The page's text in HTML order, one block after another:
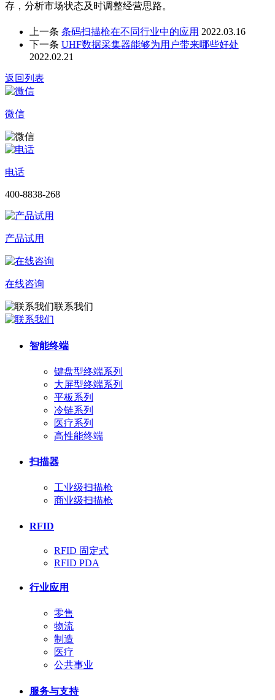
存，分析市场状态及时调整经营思路。
上一条 条码扫描枪在不同行业中的应用 2022.03.16
下一条 UHF数据采集器能够为用户带来哪些好处
2022.02.21
返回列表
微信
电话
400-8838-268
产品试用
在线咨询
联系我们
智能终端
键盘型终端系列
大屏型终端系列
平板系列
冷链系列
医疗系列
高性能终端
扫描器
工业级扫描枪
商业级扫描枪
RFID
RFID 固定式
RFID PDA
行业应用
零售
物流
制造
医疗
公共事业
服务与支持